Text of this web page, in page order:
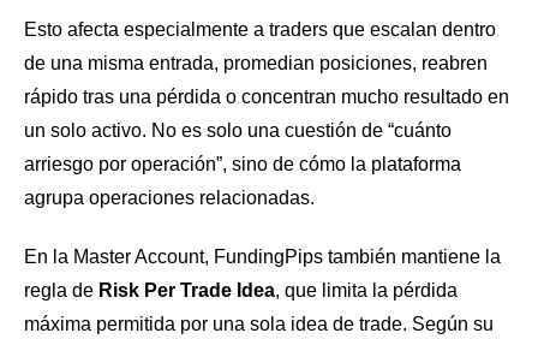
Esto afecta especialmente a traders que escalan dentro
de una misma entrada, promedian posiciones, reabren
rápido tras una pérdida o concentran mucho resultado en
un solo activo. No es solo una cuestión de “cuánto
arriesgo por operación”, sino de cómo la plataforma
agrupa operaciones relacionadas.
En la Master Account, FundingPips también mantiene la
regla de Risk Per Trade Idea, que limita la pérdida
máxima permitida por una sola idea de trade. Según su